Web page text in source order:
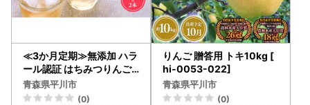
≪3か月定期≫無添加 ハラ
ール認証 はちみつりんご
酢 500ml×2本 青森県産[
hi-0013-027]
青森県平川市
(0)
りんご 贈答用 トキ10kg [
hi-0053-022]
青森県平川市
(0)